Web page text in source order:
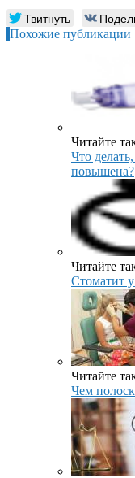
Твитнуть
Похожие публикации
Читайте
Что
повышена?
Читайте
Стоматит у
Читайте
Чем